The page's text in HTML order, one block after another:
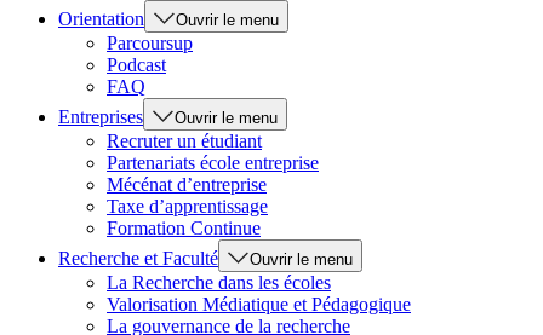
Orientation
Ouvrir le menu
Parcoursup
Podcast
FAQ
Entreprises
Ouvrir le menu
Recruter un étudiant
Partenariats école entreprise
Mécénat d’entreprise
Taxe d’apprentissage
Formation Continue
Recherche et Faculté
Ouvrir le menu
La Recherche dans les écoles
Valorisation Médiatique et Pédagogique
La gouvernance de la recherche